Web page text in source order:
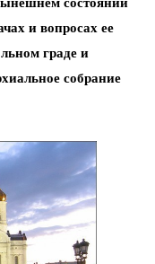
и вопросах ее
граде и
собрание